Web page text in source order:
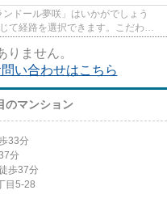
ドール夢咲」はいかがでしょう
て経路を選択できます。こだわり
りません。
い合わせはこちら
のマンション
33分
分
歩37分
目5-28